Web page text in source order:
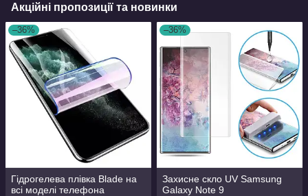
Акційні пропозиції та новинки
–36%
Гідрогелева плівка Blade на
всі моделі телефона
–36%
Захисне скло UV Samsung
Galaxy Note 9